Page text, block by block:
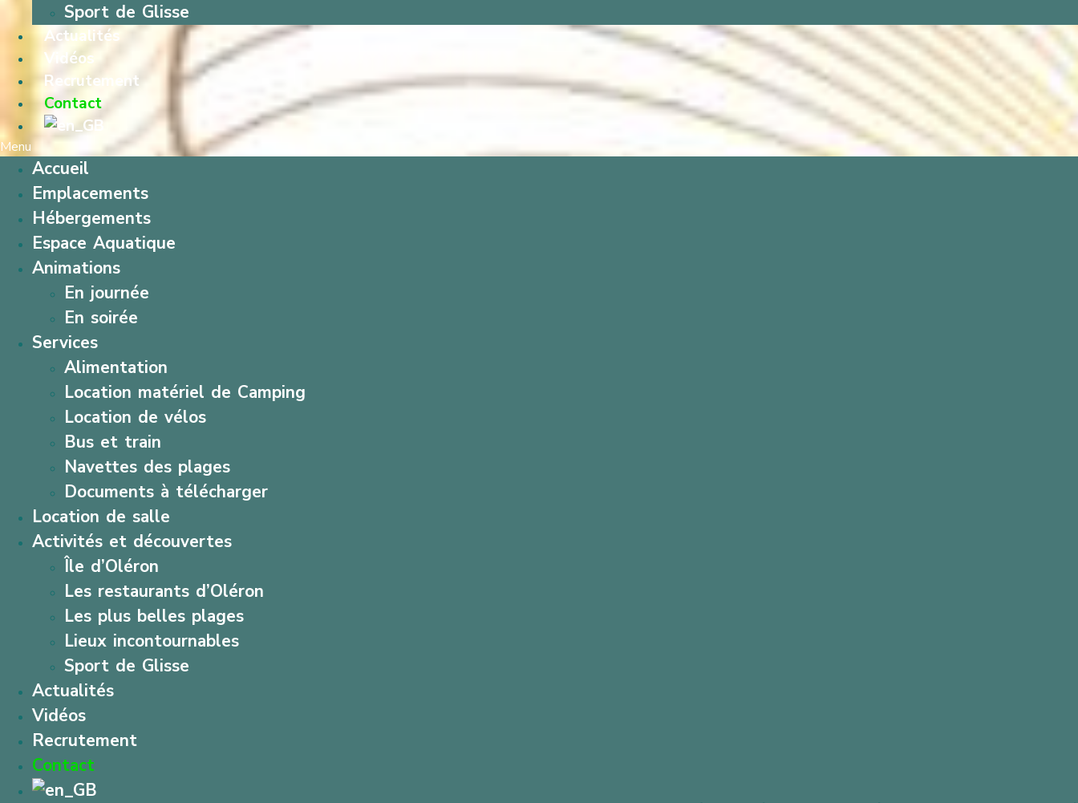
Sport de Glisse
Actualités
Vidéos
Recrutement
Contact
Menu
Accueil
Emplacements
Hébergements
Espace Aquatique
Animations
En journée
En soirée
Services
Alimentation
Location matériel de Camping
Location de vélos
Bus et train
Navettes des plages
Documents à télécharger
Location de salle
Activités et découvertes
Île d’Oléron
Les restaurants d’Oléron
Les plus belles plages
Lieux incontournables
Sport de Glisse
Actualités
Vidéos
Recrutement
Contact